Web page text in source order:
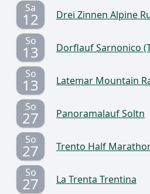
Sa
12
Drei Zinnen Alpine
So
13
Dorflauf Sarnonico
So
13
Latemar Mountain
So
27
Panoramalauf Soltn
So
27
Trento Half
So
27 La Trenta Trentina